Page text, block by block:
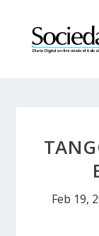
Feb 19,